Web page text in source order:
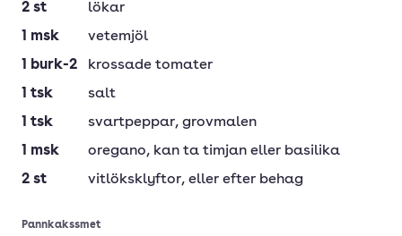
2 st
lökar
1 msk
vetemjöl
1
burk-2
krossade tomater
1 tsk
salt
1 tsk svartpeppar, grovmalen
1 msk oregano, kan ta timjan eller basilika
2 st vitlöksklyftor, eller efter behag
Pannkakssmet